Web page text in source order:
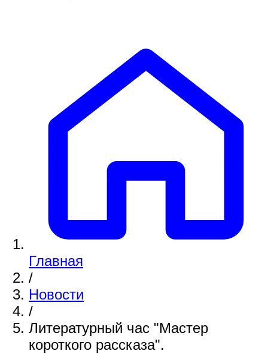
Главная
/
Новости
/
Литературный час "Мастер
короткого рассказа".